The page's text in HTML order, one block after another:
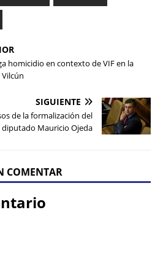
homicidio en contexto de VIF en la
SIGUIENTE
de la formalización del
diputado Mauricio Ojeda
COMENTAR